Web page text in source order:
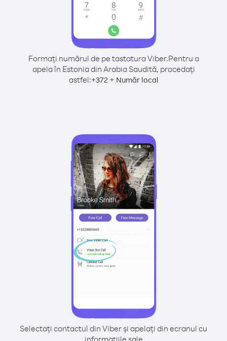
Formați numărul de pe tastatura Viber.Pentru a
apela în Estonia din Arabia Saudită, procedați
astfel:+372+ Număr local
Selectați contactul din Viber și apelați din ecranul cu
informațiile sale